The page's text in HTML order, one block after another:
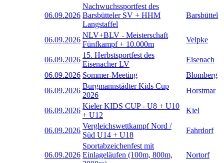
06.09.2026
Nachwuchssportfest des
Barsbütteler SV + HHM
Langstaffel
Barsbüttel
06.09.2026
NLV+BLV - Meisterschaft
Fünfkampf + 10.000m
Velpke
06.09.2026
15. Herbstsportfest des
Eisenacher LV
Eisenach
06.09.2026 Sommer-Meeting
Blomberg
06.09.2026
Burgmannstädter Kids Cup
2026
Horstmar
06.09.2026
Kieler KIDS CUP - U8 + U10
+ U12
Kiel
06.09.2026
Vergleichswettkampf Nord /
Süd U14 + U18
Fahrdorf
06.09.2026
Sportabzeichenfest mit
Einlageläufen (100m, 800m,
Nortorf